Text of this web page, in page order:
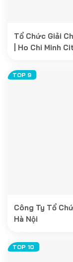
Tổ Chức Giải
| Ho Chi Minh
Công Ty Tổ
Hà Nội